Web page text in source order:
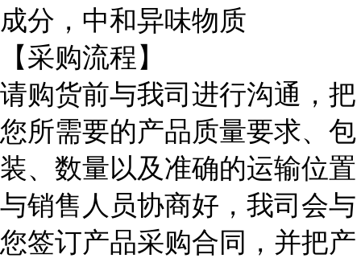
成分，中和异味物质
【采购流程】
请购货前与我司进行沟通，把
您所需要的产品质量要求、包
装、数量以及准确的运输位置
与销售人员协商好，我司会与
您签订产品采购合同，并把产